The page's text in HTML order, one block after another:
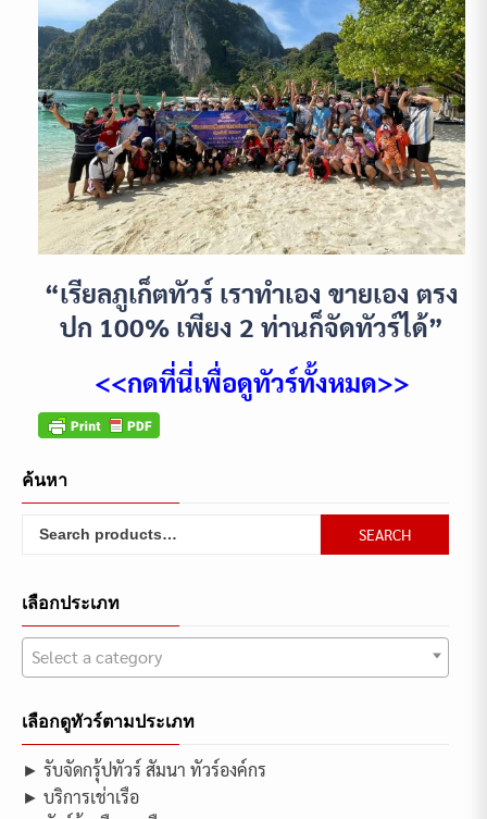
“เรียลภูเก็ตทัวร์ เราทำเอง ขายเอง ตรง
ปก 100% เพียง 2 ท่านก็จัดทัวร์ได้”
<<กดที่นี่เพื่อดูทัวร์ทั้งหมด>>
ค้นหา
Search
for:
SEARCH
เลือกประเภท
Select a category
เลือกดูทัวร์ตามประเภท
► รับจัดกรุ้ปทัวร์ สัมนา ทัวร์องค์กร
► บริการเช่าเรือ